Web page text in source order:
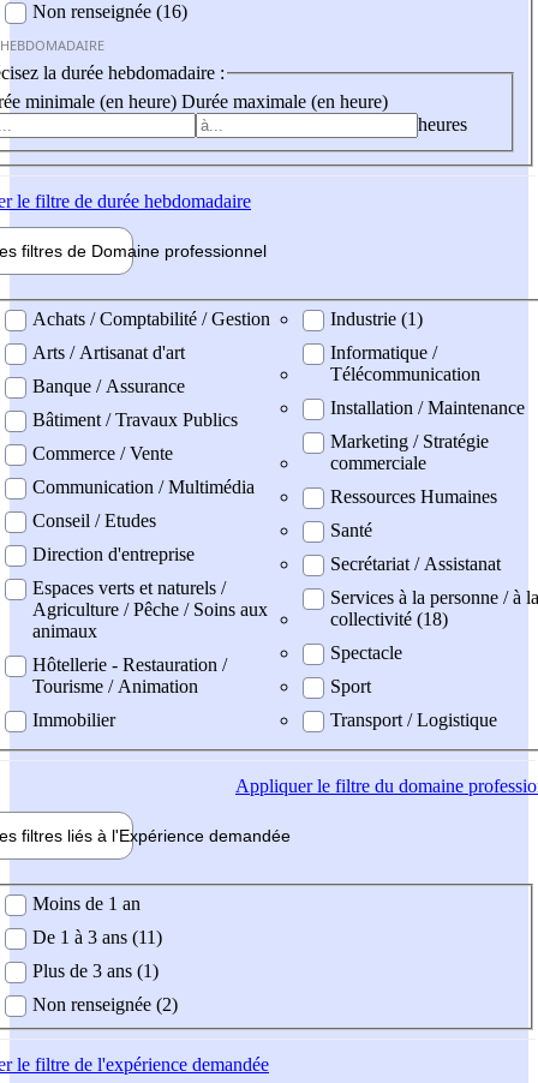
Non renseignée (16)
la durée hebdomadaire :
minimale (en heure) Durée maximale (en heure)
heures
le filtre de durée hebdomadaire
filtres de Domaine professionnel
professionel
Achats / Comptabilité / Gestion
Arts / Artisanat d'art
Banque / Assurance
Bâtiment / Travaux Publics
Commerce / Vente
Communication / Multimédia
Conseil / Etudes
Direction d'entreprise
Espaces verts et naturels /
Agriculture / Pêche / Soins aux
animaux
Hôtellerie - Restauration /
Tourisme / Animation
Immobilier
Industrie (1)
Informatique /
Télécommunication
Installation / Maintenance
Marketing / Stratégie
commerciale
Ressources Humaines
Santé
Secrétariat / Assistanat
Services à la personne / à la
collectivité (18)
Spectacle
Sport
Transport / Logistique
Appliquerle filtre du domaine
filtres liés à l'Expérience demandée
demandée
Moins de 1 an
De 1 à 3 ans (11)
Plus de 3 ans (1)
Non renseignée (2)
le filtre de l'expérience demandée